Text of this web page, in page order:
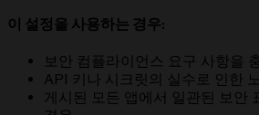
이 설정을 사용하는 경우:
보안 컴플라이언스 요구 사항을
API 키나 시크릿의 실수로 인한
게시된 모든 앱에서 일관된 보안